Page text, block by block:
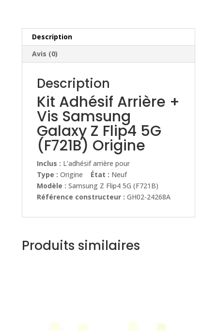
Flip4
5G
(F721B)
Description
Avis (0)
Description
Kit Adhésif Arrière +
Vis Samsung
Galaxy Z Flip4 5G
(F721B) Origine
Inclus : L’adhésif arrière pour
Type : Origine État : Neuf
Modèle : Samsung Z Flip4 5G (F721B)
Référence constructeur : GH02-24268A
Produits similaires